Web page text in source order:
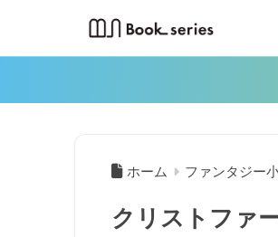
ホーム ファンタジー
クリストファ